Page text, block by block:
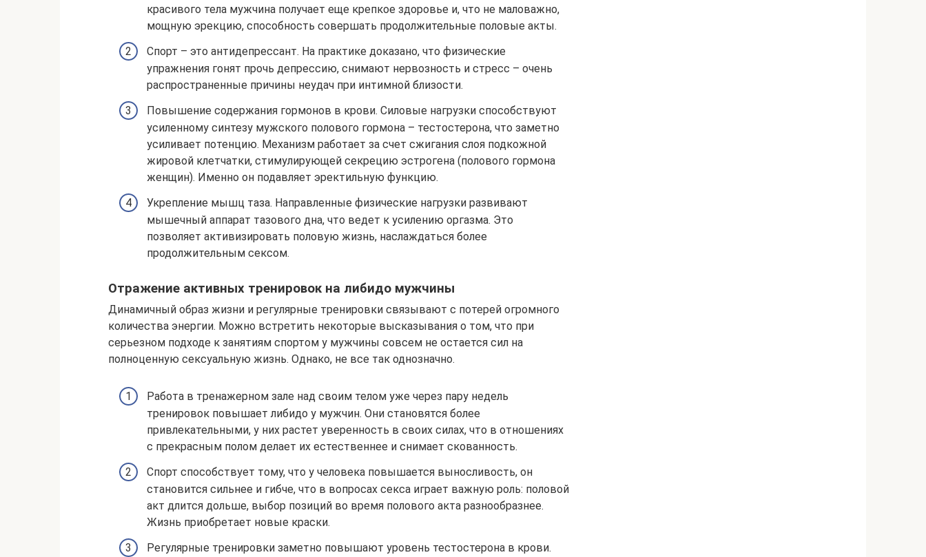
красивого тела мужчина получает еще крепкое здоровье и, что не маловажно,
мощную эрекцию, способность совершать продолжительные половые акты.
Спорт – это антидепрессант. На практике доказано, что физические
упражнения гонят прочь депрессию, снимают нервозность и стресс – очень
распространенные причины неудач при интимной близости.
Повышение содержания гормонов в крови. Силовые нагрузки способствуют
усиленному синтезу мужского полового гормона – тестостерона, что заметно
усиливает потенцию. Механизм работает за счет сжигания слоя подкожной
жировой клетчатки, стимулирующей секрецию эстрогена (полового гормона
женщин). Именно он подавляет эректильную функцию.
Укрепление мышц таза. Направленные физические нагрузки развивают
мышечный аппарат тазового дна, что ведет к усилению оргазма. Это
позволяет активизировать половую жизнь, наслаждаться более
продолжительным сексом.
Отражение активных тренировок на либидо мужчины
Динамичный образ жизни и регулярные тренировки связывают с потерей огромного
количества энергии. Можно встретить некоторые высказывания о том, что при
серьезном подходе к занятиям спортом у мужчины совсем не остается сил на
полноценную сексуальную жизнь. Однако, не все так однозначно.
Работа в тренажерном зале над своим телом уже через пару недель
тренировок повышает либидо у мужчин. Они становятся более
привлекательными, у них растет уверенность в своих силах, что в отношениях
с прекрасным полом делает их естественнее и снимает скованность.
Спорт способствует тому, что у человека повышается выносливость, он
становится сильнее и гибче, что в вопросах секса играет важную роль: половой
акт длится дольше, выбор позиций во время полового акта разнообразнее.
Жизнь приобретает новые краски.
Регулярные тренировки заметно повышают уровень тестостерона в крови.